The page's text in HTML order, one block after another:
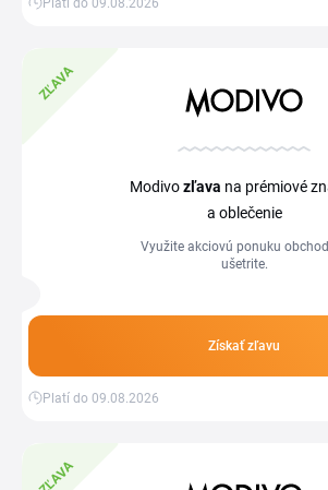
ZĽAVA
Modivozľava na prémiové
a oblečenie
Využite akciovú ponuku
ušetrite.
Získať zľavu
Platí do 09.08.2026
ZĽAVA